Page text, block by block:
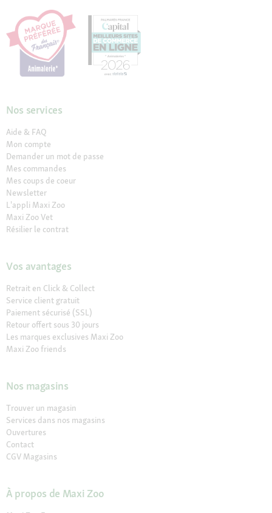
Nos services
Aide & FAQ
Mon compte
Demander un mot de passe
Mes commandes
Mes coups de coeur
Newsletter
L'appli Maxi Zoo
Maxi Zoo Vet
Résilier le contrat
Vos avantages
Retrait en Click & Collect
Service client gratuit
Paiement sécurisé (SSL)
Retour offert sous 30 jours
Les marques exclusives Maxi Zoo
Maxi Zoo friends
Nos magasins
Trouver un magasin
Services dans nos magasins
Ouvertures
Contact
CGV Magasins
À propos de Maxi Zoo